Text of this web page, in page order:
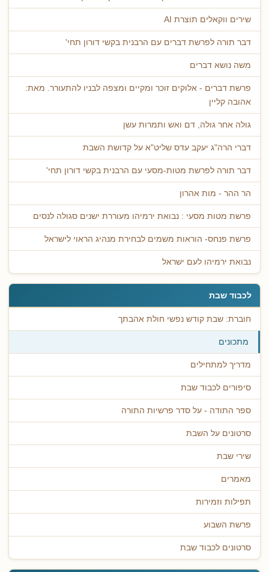
שירים ווקאלים תוצרת AI
דבר תורה לפרשת דברים עם הרבנית בקשי דורון תחי'
משה נושא דברים
פרשת דברים - אלוקים זוכר ומקיים ומצפה לבניו להתעורר. מאת:
אהובה קליין
גולה אחר גולה, דם ואש ותמרות עשן
דברי הרה"ג יעקב עדס שליט"א על קדושת השבת
דבר תורה לפרשת מטות-מסעי עם הרבנית בקשי דורון תחי'
הר ההר - מות אהרון
פרשת מטות מסעי : נבואת ירמיהו מעוררת ישנים סגולה לנסים
פרשת פנחס- הוראות משמים לבחירת מנהיג הראוי לישראל
נבואת ירמיהו לעם ישראל
לכבוד שבת
חוברת: שבת קודש נפשי חולת אהבתך
מתכונים
מדריך למתחילים
סיפורים לכבוד שבת
ספר התודה - על סדר פרשיות התורה
סרטונים על השבת
שירי שבת
מאמרים
תפילות וזמירות
פרשת השבוע
סרטונים לכבוד שבת